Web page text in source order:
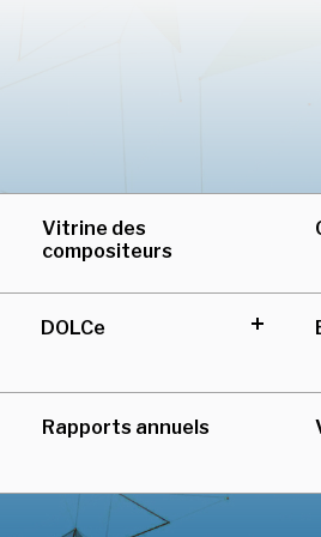
canadienne
Vitrine des
compositeurs
DOLCe
Rapports annuels